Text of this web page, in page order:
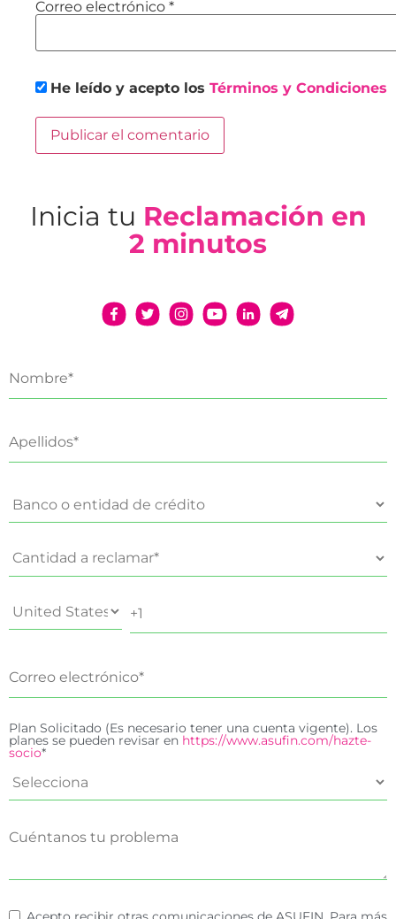
Correo electrónico *
He leído y acepto los Términos y Condiciones
Inicia tu Reclamación en
2 minutos
Plan Solicitado (Es necesario tener una cuenta vigente). Los
planes se pueden revisar en https://www.asufin.com/hazte-
socio*